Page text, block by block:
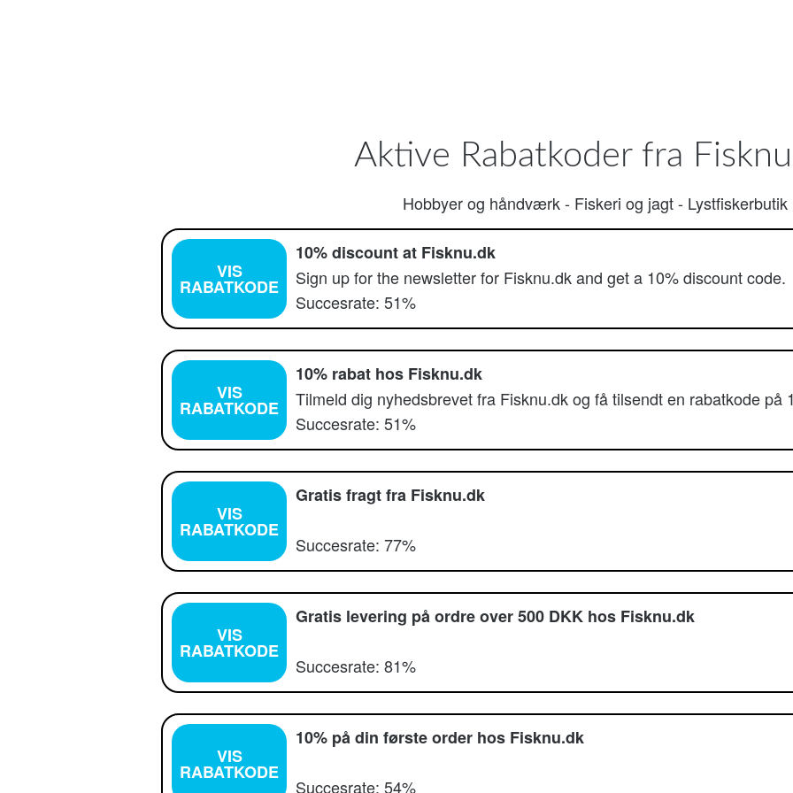
Aktive Rabatkoder fra
Hobbyer og håndværk- Fiskeri og jagt- Lystfiskerbutik
VIS
RABATKODE
10% discount at Fisknu.dk
Sign up for the newsletter for Fisknu.dk and get a 10% discount code.
Succesrate: 51%
VIS
RABATKODE
10% rabat hos Fisknu.dk
Tilmeld dig nyhedsbrevet fra Fisknu.dk og få tilsendt en rabatkode på
Succesrate: 51%
VIS
RABATKODE
Gratis fragt fra Fisknu.dk
Succesrate: 77%
VIS
RABATKODE
Gratis levering på ordre over 500 DKK hos Fisknu.dk
Succesrate: 81%
VIS
RABATKODE
10% på din første order hos Fisknu.dk
Succesrate: 54%